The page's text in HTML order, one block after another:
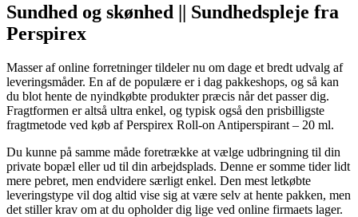
Sundhed og skønhed || Sundhedspleje fra
Perspirex
Masser af online forretninger tildeler nu om dage et bredt udvalg af
leveringsmåder. En af de populære er i dag pakkeshops, og så kan
du blot hente de nyindkøbte produkter præcis når det passer dig.
Fragtformen er altså ultra enkel, og typisk også den prisbilligste
fragtmetode ved køb af Perspirex Roll-on Antiperspirant – 20 ml.
Du kunne på samme måde foretrække at vælge udbringning til din
private bopæl eller ud til din arbejdsplads. Denne er somme tider lidt
mere pebret, men endvidere særligt enkel. Den mest letkøbte
leveringstype vil dog altid vise sig at være selv at hente pakken, men
det stiller krav om at du opholder dig lige ved online firmaets lager.